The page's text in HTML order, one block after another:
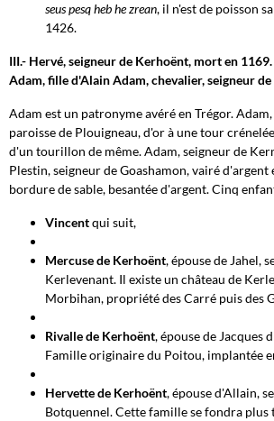
seus pesq heb he zrean, il n'est de poisson
1426.
III.- Hervé, seigneur de Kerhoënt, mort en
Adam, fille d'Alain Adam, chevalier, seigneur
Adam est un patronyme avéré en Trégor.
paroisse de Plouigneau, d'or à une tour
d'un tourillon de même. Adam, seigneur de
Plestin, seigneur de Goashamon, vairé d'argent
bordure de sable, besantée d'argent. Cinq
Vincentqui suit,
Mercuse de Kerhoënt, épouse de Jahel,
Kerlevenant. Il existe un château de
Morbihan, propriété des Carré puis des
Rivalle de Kerhoënt, épouse de Jacques
Famille originaire du Poitou, implantée
Hervette de Kerhoënt, épouse d'Allain,
Botquennel. Cette famille se fondra plus